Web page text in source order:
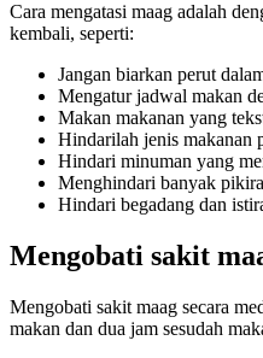
Cara mengatasi maag adalah
kembali, seperti:
Jangan biarkan perut
Mengatur jadwal makan
Makan makanan yang
Hindarilah jenis makanan
Hindari minuman yang
Menghindari banyak
Hindari begadang dan
Mengobati sakit
Mengobati sakit maag secara
makan dan dua jam sesudah